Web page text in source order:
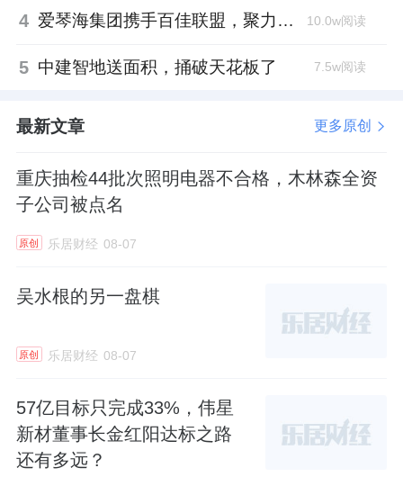
4 爱琴海集团携手百佳联盟，聚力共拓存量商业新赛道 10.0w阅读
5 中建智地送面积，捅破天花板了 7.5w阅读
最新文章 更多原创
重庆抽检44批次照明电器不合格，木林森全资
子公司被点名
原创 乐居财经 08-07
吴水根的另一盘棋
原创 乐居财经 08-07
57亿目标只完成33%，伟星
新材董事长金红阳达标之路
还有多远？